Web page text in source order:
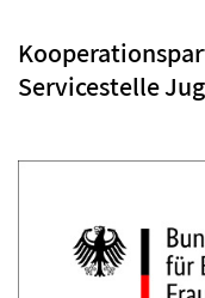
Servicestelle